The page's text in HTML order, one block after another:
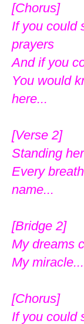
[Chorus]
If you could
prayers
And if you
You would
here...
[Verse 2]
Standing
Every
name...
[Bridge 2]
My dreams
My miracle...
[Chorus]
If you could